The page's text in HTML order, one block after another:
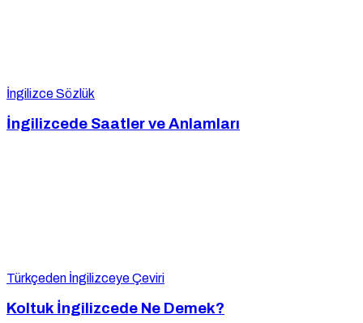
İngilizce Sözlük
İngilizcede Saatler ve Anlamları
Türkçeden İngilizceye Çeviri
Koltuk İngilizcede Ne Demek?